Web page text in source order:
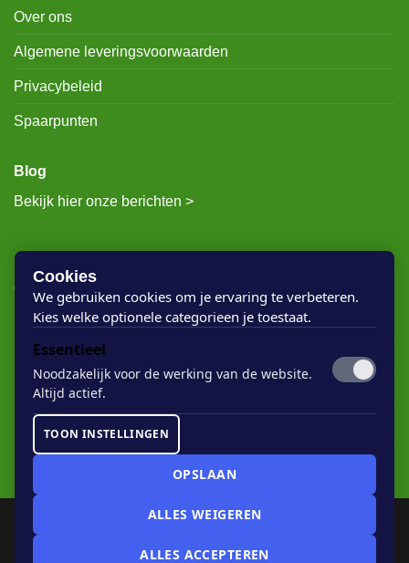
Over ons
Algemene leveringsvoorwaarden
Privacybeleid
Spaarpunten
Blog
Bekijk hier onze berichten >
Rigostep Skylt
Rubio Monocoat Oil Plus 2c
Houten vloer lak
Floorservice Onderhoudsolie
Rubio Monocoat Soap
Cookies
We gebruiken cookies om je ervaring te verbeteren.
Kies welke optionele categorieen je toestaat.
Essentieel
Noodzakelijk voor de werking van de website.
Altijd actief.
TOON INSTELLINGEN
OPSLAAN
ALLES WEIGEREN
ALLES ACCEPTEREN